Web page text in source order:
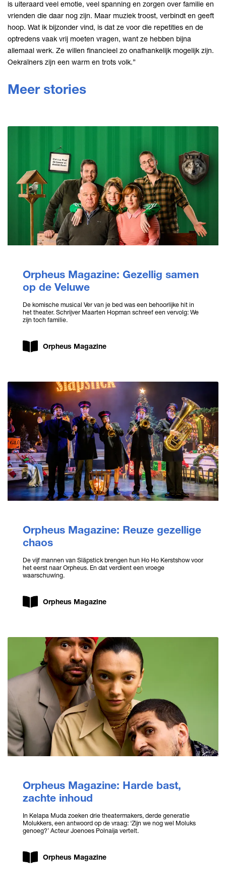
is uiteraard veel emotie, veel spanning en zorgen over familie en
vrienden die daar nog zijn. Maar muziek troost, verbindt en geeft
hoop. Wat ik bijzonder vind, is dat ze voor die repetities en de
optredens vaak vrij moeten vragen, want ze hebben bijna
allemaal werk. Ze willen financieel zo onafhankelijk mogelijk zijn.
Oekraïners zijn een warm en trots volk.”
Meer stories
Orpheus Magazine: Gezellig samen
op de Veluwe
De komische musical Ver van je bed was een behoorlijke hit in
het theater. Schrijver Maarten Hopman schreef een vervolg: We
zijn toch familie.
Orpheus Magazine
Orpheus Magazine: Reuze gezellige
chaos
De vijf mannen van Släpstick brengen hun Ho Ho Kerstshow voor
het eerst naar Orpheus. En dat verdient een vroege
waarschuwing.
Orpheus Magazine
Orpheus Magazine: Harde bast,
zachte inhoud
In Kelapa Muda zoeken drie theatermakers, derde generatie
Molukkers, een antwoord op de vraag: ‘Zijn we nog wel Moluks
genoeg?’ Acteur Joenoes Polnaija vertelt.
Orpheus Magazine